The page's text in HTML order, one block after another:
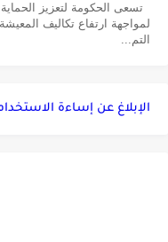
تسعى الحكومة لتعزيز الحماية
لمواجهة ارتفاع تكاليف
التم...
الإبلاغ عن إساءة